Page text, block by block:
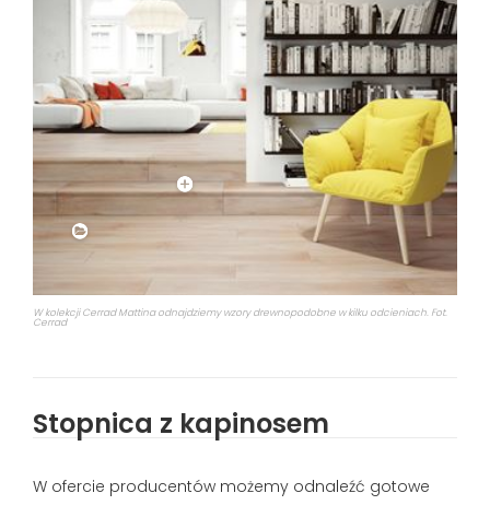
W kolekcji Cerrad Mattina odnajdziemy wzory drewnopodobne w kilku odcieniach. Fot.
Cerrad
Stopnica z kapinosem
W ofercie producentów możemy odnaleźć gotowe